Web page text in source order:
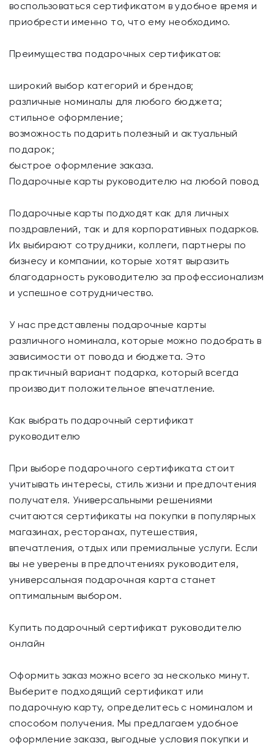
воспользоваться сертификатом в удобное время и
приобрести именно то, что ему необходимо.
Преимущества подарочных сертификатов:
широкий выбор категорий и брендов;
различные номиналы для любого бюджета;
стильное оформление;
возможность подарить полезный и актуальный
подарок;
быстрое оформление заказа.
Подарочные карты руководителю на любой повод
Подарочные карты подходят как для личных
поздравлений, так и для корпоративных подарков.
Их выбирают сотрудники, коллеги, партнеры по
бизнесу и компании, которые хотят выразить
благодарность руководителю за профессионализм
и успешное сотрудничество.
У нас представлены подарочные карты
различного номинала, которые можно подобрать в
зависимости от повода и бюджета. Это
практичный вариант подарка, который всегда
производит положительное впечатление.
Как выбрать подарочный сертификат
руководителю
При выборе подарочного сертификата стоит
учитывать интересы, стиль жизни и предпочтения
получателя. Универсальными решениями
считаются сертификаты на покупки в популярных
магазинах, ресторанах, путешествия,
впечатления, отдых или премиальные услуги. Если
вы не уверены в предпочтениях руководителя,
универсальная подарочная карта станет
оптимальным выбором.
Купить подарочный сертификат руководителю
онлайн
Оформить заказ можно всего за несколько минут.
Выберите подходящий сертификат или
подарочную карту, определитесь с номиналом и
способом получения. Мы предлагаем удобное
оформление заказа, выгодные условия покупки и